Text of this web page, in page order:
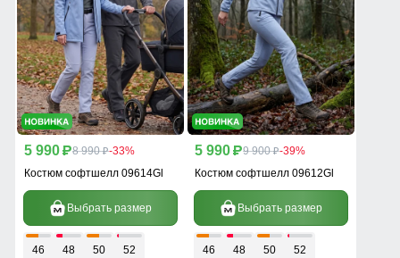
5 990 p8 990 p-33%
Костюм софтшелл 09614Gl
Выбрать размер
46 48 50 52
5 990 p9 900 p-39%
Костюм софтшелл 09612Gl
Выбрать размер
46 48 50 52